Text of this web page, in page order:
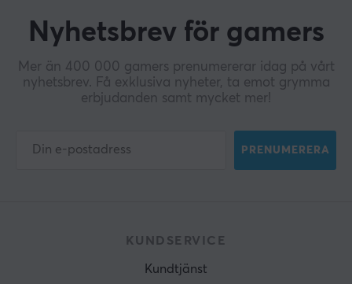
Nyhetsbrev för gamers
Mer än 400 000 gamers prenumererar idag på vårt
nyhetsbrev. Få exklusiva nyheter, ta emot grymma
erbjudanden samt mycket mer!
PRENUMERERA
KUNDSERVICE
Kundtjänst